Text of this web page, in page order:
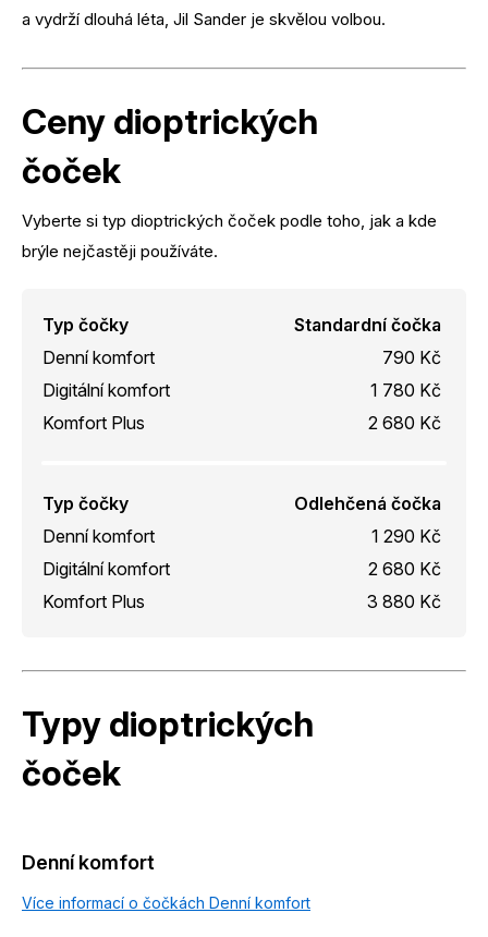
a vydrží dlouhá léta, Jil Sander je skvělou volbou.
Ceny dioptrických
čoček
Vyberte si typ dioptrických čoček podle toho, jak a kde
brýle nejčastěji používáte.
Typ čočky
Standardní čočka
Denní komfort
790 Kč
Digitální komfort
1 780 Kč
Komfort Plus
2 680 Kč
Typ čočky
Odlehčená čočka
Denní komfort
1 290 Kč
Digitální komfort
2 680 Kč
Komfort Plus
3 880 Kč
Typy dioptrických
čoček
Denní komfort
Více informací o čočkách Denní komfort